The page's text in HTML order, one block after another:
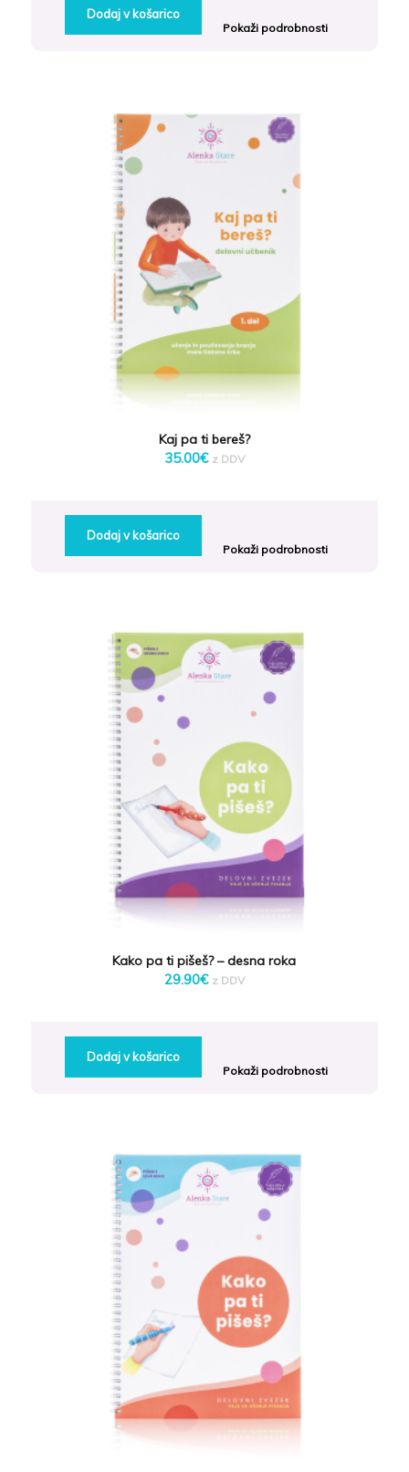
Dodaj v košarico
Pokaži podrobnosti
Kaj pa ti bereš?
35.00€ z DDV
Dodaj v košarico
Pokaži podrobnosti
Kako pa ti pišeš? – desna roka
29.90€ z DDV
Dodaj v košarico
Pokaži podrobnosti